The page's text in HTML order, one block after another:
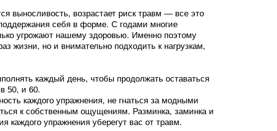
выносливость, возрастает риск травм — все это
себя в форме. С годами многие
угрожают нашему здоровью. Именно поэтому
жизни, но и внимательно подходить к нагрузкам,
каждый день, чтобы продолжать оставаться
50, и 60.
каждого упражнения, не гнаться за модными
к собственным ощущениям. Разминка, заминка и
каждого упражнения уберегут вас от травм.